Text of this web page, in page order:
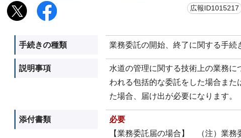
広報ID1015217
手続きの種類 業務委託の開始、終了に関する手続
説明事項
水道の管理に関する技術上の業務
われる包括的な委託をした場合また
た場合、届け出が必要になります。
添付書類
必要
【業務委託届の場合】 （注）業務